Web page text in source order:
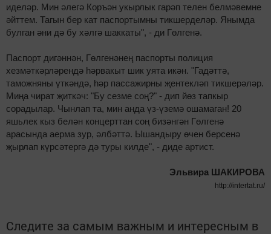
иделәр. Мин әлегә Коръән укырлык гарәп телен белмәвемне
әйттем. Тагын бер кат паспортымны тикшерделәр. Янымда
булган әни дә бу хәлгә шаккаты", - ди Гөлгенә.
Паспорт дигәннән, Гөлгенәнең паспорты полиция
хезмәткәрләрендә һәрвакыт шик уята икән. "Гадәттә,
таможняны үткәндә, һәр пассажирны җентекләп тикшерәләр.
Миңа чират җиткәч: "Бу сезме соң?" - дип йөз тапкыр
сорадылар. Чынлап та, мин анда үз-үземә ошамаган! 20
яшьлек кыз белән концерттан соң бизәнгән Гөлгенә
арасында аерма зур, әлбәттә. Ышандыру өчен берсенә
җырлап күрсәтергә дә туры килде", - диде артист.
Эльвира ШАКИРОВА
http://intertat.ru/
Следите за самым важным и интересным в